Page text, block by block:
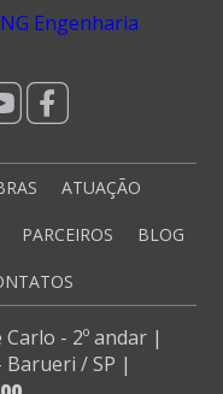
ATUAÇÃO
PARCEIROS BLOG
Carlo - 2º andar |
Barueri / SP |